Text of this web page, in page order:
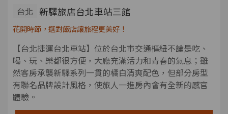
台北 新驛旅店台北車站三館
花開時節，選對飯店讓旅程更美好！
【台北捷運台北車站】位於台北市交通樞紐不論是吃、
喝、玩、樂都很方便，大廳充滿活力和青春的氣息；雖
然客房承襲新驛系列一貫的橘白清爽配色，但部分房型
有聯名品牌設計風格，使旅人一進房內會有全新的感官
體驗。